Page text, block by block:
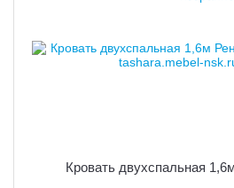
Кровать двухспальная